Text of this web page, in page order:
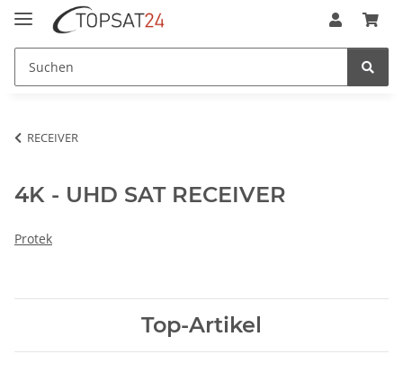
RECEIVER
4K - UHD SAT RECEIVER
Protek
Top-Artikel